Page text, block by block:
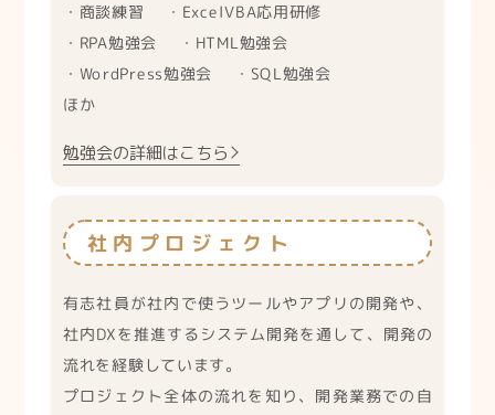
・商談練習 ・ExcelVBA応用研修
・RPA勉強会 ・HTML勉強会
・WordPress勉強会 ・SQL勉強会
ほか
勉強会の詳細はこちら
社内プロジェクト
有志社員が社内で使うツールやアプリの開発や、
社内DXを推進するシステム開発を通して、開発の
流れを経験しています。
プロジェクト全体の流れを知り、開発業務での自